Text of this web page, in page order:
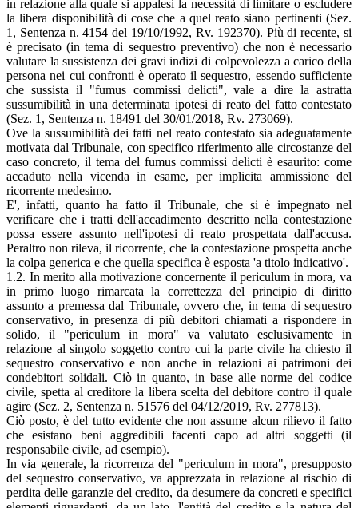
in relazione alla quale si appalesi la necessità di limitare o escludere
la libera disponibilità di cose che a quel reato siano pertinenti (Sez.
1, Sentenza n. 4154 del 19/10/1992, Rv. 192370). Più di recente, si
è precisato (in tema di sequestro preventivo) che non è necessario
valutare la sussistenza dei gravi indizi di colpevolezza a carico della
persona nei cui confronti è operato il sequestro, essendo sufficiente
che sussista il "fumus commissi delicti", vale a dire la astratta
sussumibilità in una determinata ipotesi di reato del fatto contestato
(Sez. 1, Sentenza n. 18491 del 30/01/2018, Rv. 273069).
Ove la sussumibilità dei fatti nel reato contestato sia adeguatamente
motivata dal Tribunale, con specifico riferimento alle circostanze del
caso concreto, il tema del fumus commissi delicti è esaurito: come
accaduto nella vicenda in esame, per implicita ammissione del
ricorrente medesimo.
E', infatti, quanto ha fatto il Tribunale, che si è impegnato nel
verificare che i tratti dell'accadimento descritto nella contestazione
possa essere assunto nell'ipotesi di reato prospettata dall'accusa.
Peraltro non rileva, il ricorrente, che la contestazione prospetta anche
la colpa generica e che quella specifica è esposta 'a titolo indicativo'.
1.2. In merito alla motivazione concernente il periculum in mora, va
in primo luogo rimarcata la correttezza del principio di diritto
assunto a premessa dal Tribunale, ovvero che, in tema di sequestro
conservativo, in presenza di più debitori chiamati a rispondere in
solido, il "periculum in mora" va valutato esclusivamente in
relazione al singolo soggetto contro cui la parte civile ha chiesto il
sequestro conservativo e non anche in relazioni ai patrimoni dei
condebitori solidali. Ciò in quanto, in base alle norme del codice
civile, spetta al creditore la libera scelta del debitore contro il quale
agire (Sez. 2, Sentenza n. 51576 del 04/12/2019, Rv. 277813).
Ciò posto, è del tutto evidente che non assume alcun rilievo il fatto
che esistano beni aggredibili facenti capo ad altri soggetti (il
responsabile civile, ad esempio).
In via generale, la ricorrenza del "periculum in mora", presupposto
del sequestro conservativo, va apprezzata in relazione al rischio di
perdita delle garanzie del credito, da desumere da concreti e specifici